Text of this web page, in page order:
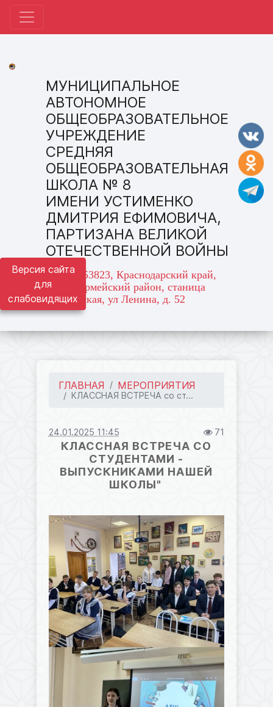
Версия сайта
для
слабовидящих
МУНИЦИПАЛЬНОЕ
АВТОНОМНОЕ
ОБЩЕОБРАЗОВАТЕЛЬНОЕ
УЧРЕЖДЕНИЕ
СРЕДНЯЯ
ОБЩЕОБРАЗОВАТЕЛЬНАЯ
ШКОЛА № 8
ИМЕНИ УСТИМЕНКО
ДМИТРИЯ ЕФИМОВИЧА,
ПАРТИЗАНА ВЕЛИКОЙ
ОТЕЧЕСТВЕННОЙ ВОЙНЫ
адрес: 353823, Краснодарский край,
Красноармейский район, станица
Марьянская, ул Ленина, д. 52
ГЛАВНАЯ МЕРОПРИЯТИЯ
КЛАССНАЯ ВСТРЕЧА со ст...
24.01.2025 11:45 71
КЛАССНАЯ ВСТРЕЧА СО
СТУДЕНТАМИ -
ВЫПУСКНИКАМИ НАШЕЙ
ШКОЛЫ"